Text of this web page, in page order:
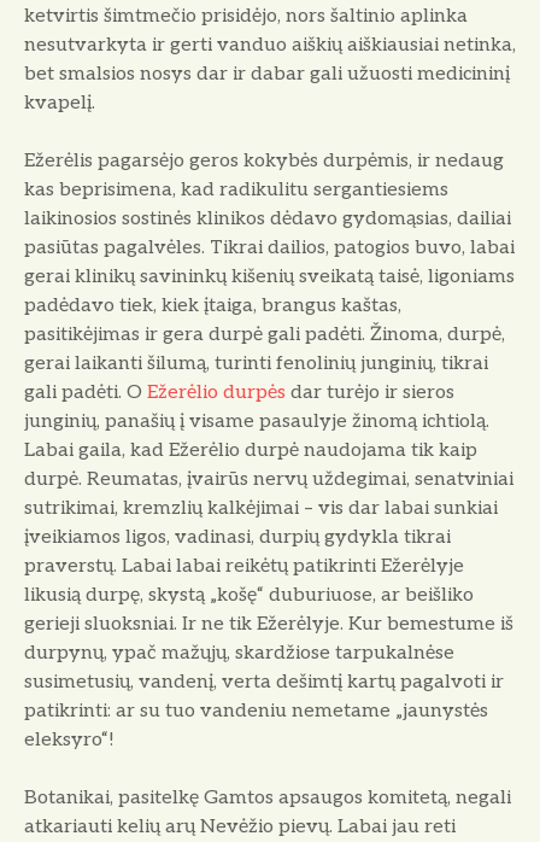
ketvirtis šimtmečio prisidėjo, nors šaltinio aplinka
nesutvarkyta ir gerti vanduo aiškių aiškiausiai netinka,
bet smalsios nosys dar ir dabar gali užuosti medicininį
kvapelį.
Ežerėlis pagarsėjo geros kokybės durpėmis, ir nedaug
kas beprisimena, kad radikulitu sergantiesiems
laikinosios sostinės klinikos dėdavo gydomąsias, dailiai
pasiūtas pagalvėles. Tikrai dailios, patogios buvo, labai
gerai klinikų savininkų kišenių sveikatą taisė, ligoniams
padėdavo tiek, kiek įtaiga, brangus kaštas,
pasitikėjimas ir gera durpė gali padėti. Žinoma, durpė,
gerai laikanti šilumą, turinti fenolinių junginių, tikrai
gali padėti. O Ežerėlio durpės dar turėjo ir sieros
junginių, panašių į visame pasaulyje žinomą ichtiolą.
Labai gaila, kad Ežerėlio durpė naudojama tik kaip
durpė. Reumatas, įvairūs nervų uždegimai, senatviniai
sutrikimai, kremzlių kalkėjimai – vis dar labai sunkiai
įveikiamos ligos, vadinasi, durpių gydykla tikrai
praverstų. Labai labai reikėtų patikrinti Ežerėlyje
likusią durpę, skystą „košę“ duburiuose, ar beišliko
gerieji sluoksniai. Ir ne tik Ežerėlyje. Kur bemestume iš
durpynų, ypač mažųjų, skardžiose tarpukalnėse
susimetusių, vandenį, verta dešimtį kartų pagalvoti ir
patikrinti: ar su tuo vandeniu nemetame „jaunystės
eleksyro“!
Botanikai, pasitelkę Gamtos apsaugos komitetą, negali
atkariauti kelių arų Nevėžio pievų. Labai jau reti